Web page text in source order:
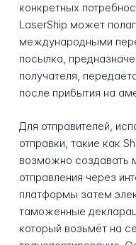
конкретных
LaserShip может
международными
посылка,
получателя,
после прибытия на
Для отправителей,
отправки, такие как
возможно создавать
отправления через
платформы затем
таможенные
который возьмёт на